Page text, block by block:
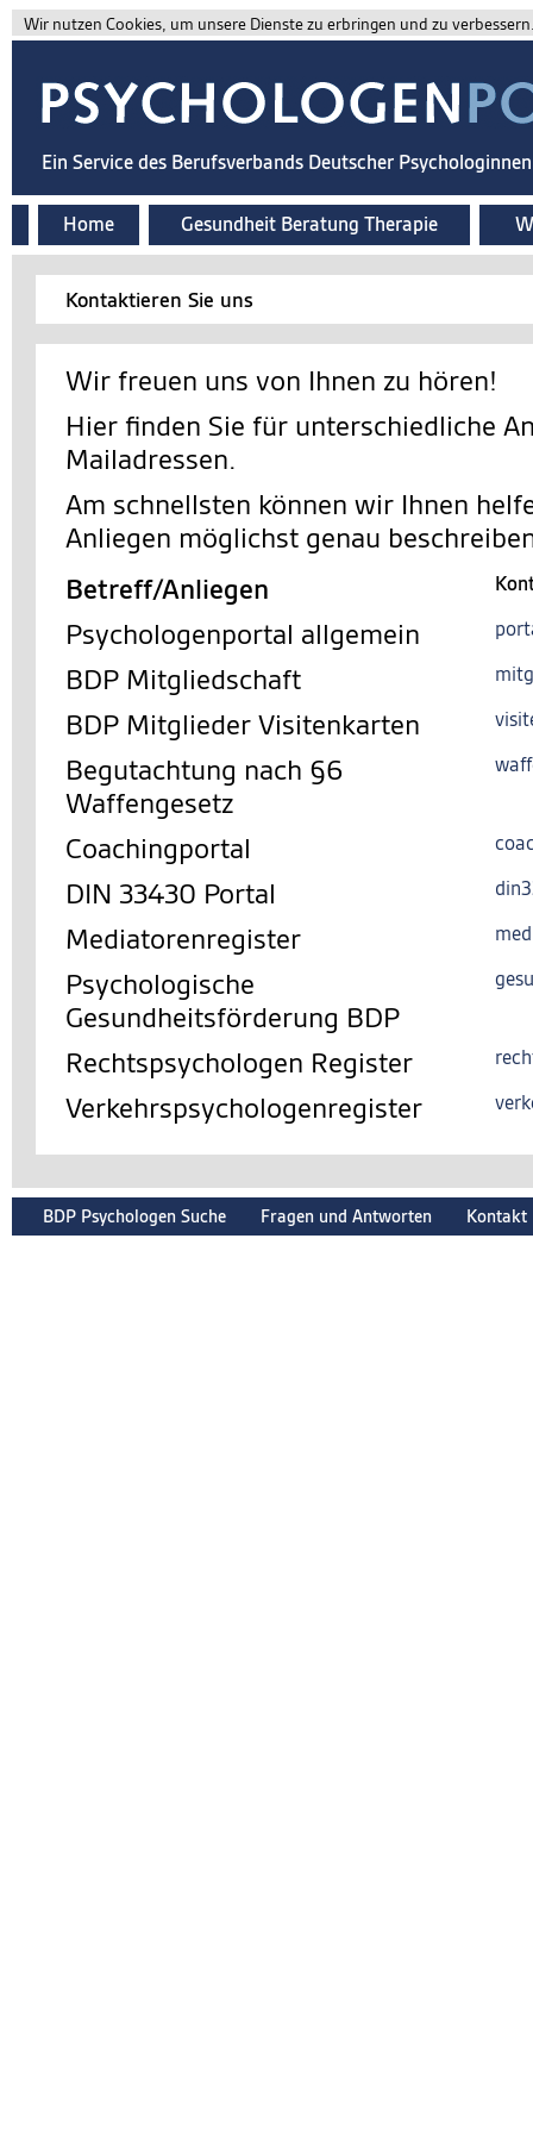
Wir nutzen Cookies, um unsere Dienste zu erbringen und zu
Ein Service des Berufsverbands Deutscher
Home Gesundheit Beratung Therapie
Kontaktieren Sie uns
Wir freuen uns von Ihnen zu hören!
Hier finden Sie für unterschiedliche
Mailadressen.
Am schnellsten können wir Ihnen
Anliegen möglichst genau
Betreff/Anliegen
Psychologenportal allgemein
BDP Mitgliedschaft
BDP Mitglieder Visitenkarten
Begutachtung nach §6
Waffengesetz
Coachingportal
DIN 33430 Portal
Mediatorenregister
Psychologische
Gesundheitsförderung BDP
Rechtspsychologen Register
Verkehrspsychologenregister
BDP Psychologen Suche Fragen und Antworten Kontakt